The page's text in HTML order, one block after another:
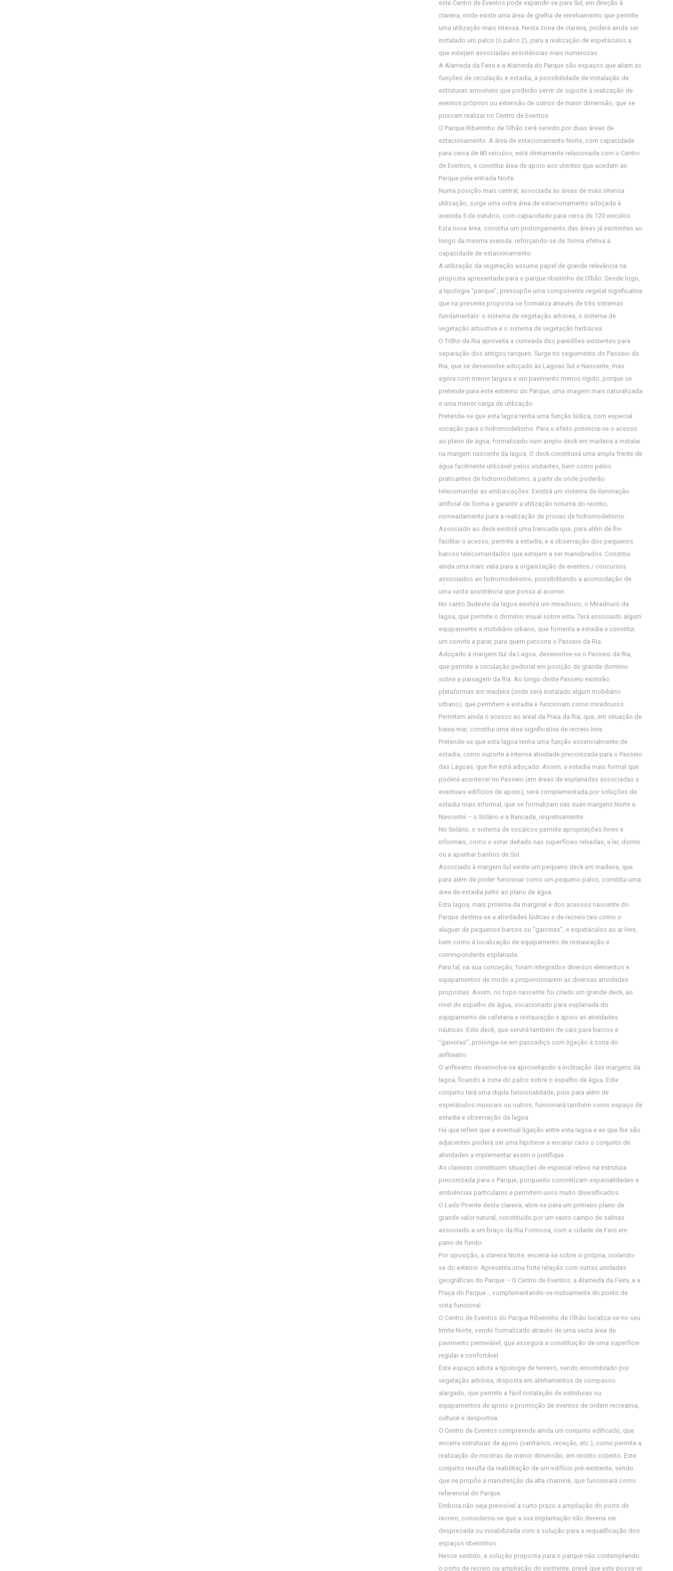
este Centro de Eventos pode expandir-se para Sul, em direção à
clareira, onde existe uma área de grelha de enrelvamento que permite
uma utilização mais intensa. Nesta zona de clareira, poderá ainda ser
instalado um palco (o palco 2), para a realização de espetáculos a
que estejam associadas assistências mais numerosas.
A Alameda da Feira e a Alameda do Parque são espaços que aliam as
funções de circulação e estadia, à possibilidade de instalação de
estruturas amovíveis que poderão servir de suporte à realização de
eventos próprios ou extensão de outros de maior dimensão, que se
possam realizar no Centro de Eventos.
O Parque Ribeirinho de Olhão será servido por duas áreas de
estacionamento. A área de estacionamento Norte, com capacidade
para cerca de 80 veículos, está diretamente relacionada com o Centro
de Eventos, e constitui área de apoio aos utentes que acedam ao
Parque pela entrada Norte.
Numa posição mais central, associada às áreas de mais intensa
utilização, surge uma outra área de estacionamento adoçada à
avenida 5 de outubro, com capacidade para cerca de 120 veículos.
Esta nova área, constitui um prolongamento das áreas já existentes ao
longo da mesma avenida, reforçando-se de forma efetiva a
capacidade de estacionamento.
A utilização da vegetação assume papel de grande relevância na
proposta apresentada para o parque ribeirinho de Olhão. Desde logo,
a tipologia “parque”, pressupõe uma componente vegetal significativa
que na presente proposta se formaliza através de três sistemas
fundamentais: o sistema de vegetação arbórea, o sistema de
vegetação arbustiva e o sistema de vegetação herbácea.
O Trilho da Ria aproveita a cumeada dos paredões existentes para
separação dos antigos tanques. Surge no seguimento do Passeio da
Ria, que se desenvolve adoçado às Lagoas Sul e Nascente, mas
agora com menor largura e um pavimento menos rígido, porque se
pretende para este extremo do Parque, uma imagem mais naturalizada
e uma menor carga de utilização.
Pretende-se que esta lagoa tenha uma função lúdica, com especial
vocação para o hidromodelismo. Para o efeito potencia-se o acesso
ao plano de água, formalizado num amplo deck em madeira a instalar
na margem nascente da lagoa. O deck constituirá uma ampla frente de
água facilmente utilizável pelos visitantes, bem como pelos
praticantes de hidromodelismo, a partir de onde poderão
telecomandar as embarcações. Existirá um sistema de iluminação
artificial de forma a garantir a utilização noturna do recinto,
nomeadamente para a realização de provas de hidromodelismo.
Associado ao deck existirá uma bancada que, para além de lhe
facilitar o acesso, permite a estadia, e a observação dos pequenos
barcos telecomandados que estejam a ser manobrados. Constitui
ainda uma mais valia para a organização de eventos / concursos
associados ao hidromodelismo, possibilitando a acomodação de
uma vasta assistência que possa aí acorrer.
No canto Sudeste da lagoa existirá um miradouro, o Miradouro da
lagoa, que permite o domínio visual sobre esta. Terá associado algum
equipamento e mobiliário urbano, que fomenta a estadia e constitui
um convite a parar, para quem percorre o Passeio da Ria.
Adoçado à margem Sul da Lagoa, desenvolve-se o Passeio da Ria,
que permite a circulação pedonal em posição de grande domínio
sobre a paisagem da Ria. Ao longo deste Passeio existirão
plataformas em madeira (onde será instalado algum mobiliário
urbano), que permitem a estadia e funcionam como miradouros.
Permitem ainda o acesso ao areal da Praia da Ria, que, em situação de
baixa-mar, constitui uma área significativa de recreio livre.
Pretende-se que esta lagoa tenha uma função essencialmente de
estadia, como suporte à intensa atividade preconizada para o Passeio
das Lagoas, que lhe está adoçado. Assim, a estadia mais formal que
poderá acontecer no Passeio (em áreas de esplanadas associadas a
eventuais edifícios de apoio), será complementada por soluções de
estadia mais informal, que se formalizam nas suas margens Norte e
Nascente – o Solário e a Bancada, respetivamente.
No Solário, o sistema de socalcos permite apropriações livres e
informais, como o estar deitado nas superfícies relvadas, a ler, dormir
ou a apanhar banhos de Sol.
Associado à margem Sul existe um pequeno deck em madeira, que
para além de poder funcionar como um pequeno palco, constitui uma
área de estadia junto ao plano de água.
Esta lagoa, mais próxima da marginal e dos acessos nascente do
Parque destina-se a atividades lúdicas e de recreio tais como o
aluguer de pequenos barcos ou “gaivotas”, e espetáculos ao ar livre,
bem como á localização de equipamento de restauração e
correspondente esplanada.
Para tal, na sua conceção, foram integrados diversos elementos e
equipamentos de modo a proporcionarem as diversas atividades
propostas. Assim, no topo nascente foi criado um grande deck, ao
nível do espelho de água, vocacionado para esplanada do
equipamento de cafetaria e restauração e apoio as atividades
náuticas. Este deck, que servirá também de cais para barcos e
“gaivotas”, prolonga-se em passadiço com ligação à zona do
anfiteatro.
O anfiteatro desenvolve-se aproveitando a inclinação das margens da
lagoa, ficando a zona do palco sobre o espelho de água. Este
conjunto terá uma dupla funcionalidade, pois para além de
espetáculos musicais ou outros, funcionará também como espaço de
estadia e observação da lagoa.
Há que referir que a eventual ligação entre esta lagoa e as que lhe são
adjacentes poderá ser uma hipótese a encarar caso o conjunto de
atividades a implementar assim o justifique.
As clareiras constituem situações de especial relevo na estrutura
preconizada para o Parque, porquanto concretizam espacialidades e
ambiências particulares e permitem usos muito diversificados.
O Lado Poente desta clareira, abre-se para um primeiro plano de
grande valor natural, constituído por um vasto campo de salinas
associado a um braço da Ria Formosa, com a cidade de Faro em
pano de fundo.
Por oposição, a clareira Norte, encerra-se sobre si própria, isolando-
se do exterior. Apresenta uma forte relação com outras unidades
geográficas do Parque – O Centro de Eventos, a Alameda da Feira, e a
Praça do Parque -, complementando-se mutuamente do ponto de
vista funcional.
O Centro de Eventos do Parque Ribeirinho de Olhão localiza-se no seu
limite Norte, sendo formalizado através de uma vasta área de
pavimento permeável, que assegura a constituição de uma superfície
regular e confortável.
Este espaço adota a tipologia de terreiro, sendo ensombrado por
vegetação arbórea, disposta em alinhamentos de compasso
alargado, que permite a fácil instalação de estruturas ou
equipamentos de apoio e promoção de eventos de ordem recreativa,
cultural e desportiva.
O Centro de Eventos compreende ainda um conjunto edificado, que
encerra estruturas de apoio (sanitários, receção, etc.), como permite a
realização de mostras de menor dimensão, em recinto coberto. Este
conjunto resulta da reabilitação de um edifício pré-existente, sendo
que se propõe a manutenção da alta chaminé, que funcionará como
referencial do Parque.
Embora não seja previsível a curto prazo a ampliação do porto de
recreio, considerou-se que a sua implantação não deveria ser
desprezada ou inviabilizada com a solução para a requalificação dos
espaços ribeirinhos.
Nesse sentido, a solução proposta para o parque não contemplando
o porto de recreio ou ampliação do existente, prevê que este possa vir